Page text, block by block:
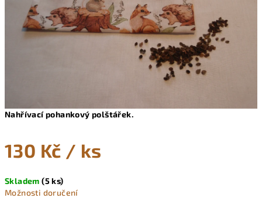
Nahřívací pohankový polštářek.
130 Kč / ks
cena:
Skladem(5 ks)
Možnosti doručení